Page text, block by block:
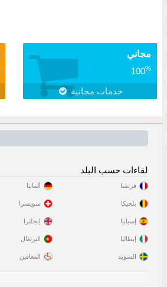
مجاني
100%
خدمات مجانية
لقاءات حسب البلد
فرنسا
بلجيكا
إسبانيا
إيطاليا
السويد
ألمانيا
سويسرا
إنجلترا
البرتغال
المعاقين